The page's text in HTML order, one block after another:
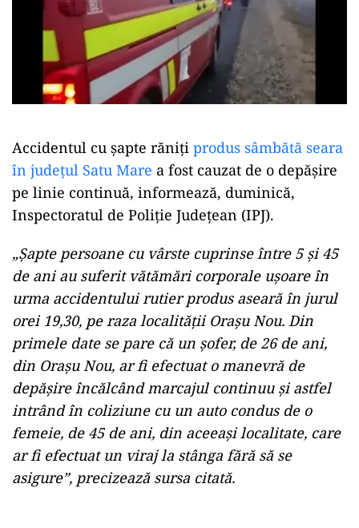
Accidentul cu şapte răniţi produs sâmbătă seara
în judeţul Satu Mare a fost cauzat de o depăşire
pe linie continuă, informează, duminică,
Inspectoratul de Poliţie Judeţean (IPJ).
„Şapte persoane cu vârste cuprinse între 5 şi 45
de ani au suferit vătămări corporale uşoare în
urma accidentului rutier produs aseară în jurul
orei 19,30, pe raza localităţii Oraşu Nou. Din
primele date se pare că un şofer, de 26 de ani,
din Oraşu Nou, ar fi efectuat o manevră de
depăşire încălcând marcajul continuu şi astfel
intrând în coliziune cu un auto condus de o
femeie, de 45 de ani, din aceeaşi localitate, care
ar fi efectuat un viraj la stânga fără să se
asigure”, precizează sursa citată.